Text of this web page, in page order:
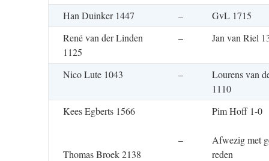
Han Duinker 1447 –
GvL 1715
René van der Linden
1125
– Jan van Riel
Nico Lute 1043 –
Lourens van
1110
Kees Egberts 1566
Thomas Broek 2138
–
Pim Hoff 1-0
Afwezig met
reden